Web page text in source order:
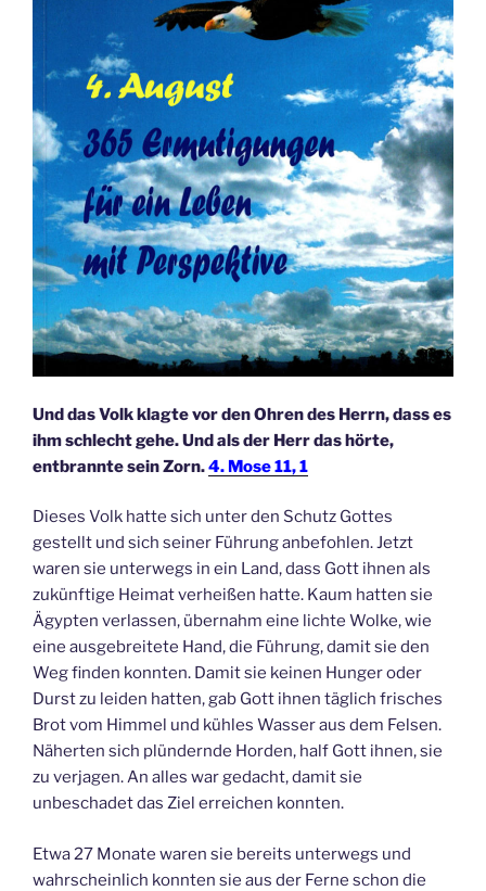
Und das Volk klagte vor den Ohren des Herrn, dass es
ihm schlecht gehe. Und als der Herr das hörte,
entbrannte sein Zorn.4. Mose 11, 1
Dieses Volk hatte sich unter den Schutz Gottes
gestellt und sich seiner Führung anbefohlen. Jetzt
waren sie unterwegs in ein Land, dass Gott ihnen als
zukünftige Heimat verheißen hatte. Kaum hatten sie
Ägypten verlassen, übernahm eine lichte Wolke, wie
eine ausgebreitete Hand, die Führung, damit sie den
Weg finden konnten. Damit sie keinen Hunger oder
Durst zu leiden hatten, gab Gott ihnen täglich frisches
Brot vom Himmel und kühles Wasser aus dem Felsen.
Näherten sich plündernde Horden, half Gott ihnen, sie
zu verjagen. An alles war gedacht, damit sie
unbeschadet das Ziel erreichen konnten.
Etwa 27 Monate waren sie bereits unterwegs und
wahrscheinlich konnten sie aus der Ferne schon die